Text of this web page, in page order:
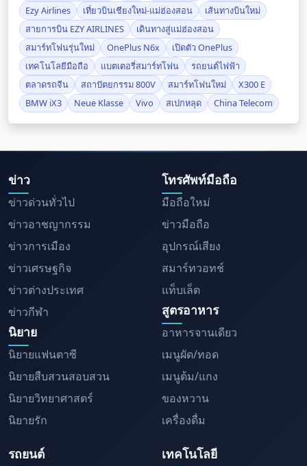
Ezy Airlines
เที่ยวบินเชียงใหม่-แม่ฮ่องสอน
เส้นทางบินใหม่
สายการบิน EZY AIRLINES
เดินทางสู่แม่ฮ่องสอน
สมาร์ทโฟนรุ่นใหม่
OnePlus N6x
เปิดตัว OnePlus
เทคโนโลยีมือถือ
แบตเตอรี่สมาร์ทโฟน
รถยนต์ไฟฟ้า
ตลาดรถจีน
สถาปัตยกรรม 800V สมาร์ทโฟนใหม่
X300 E
BMW iX3
Neue Klasse Vivo สเปกหลุด China Telecom
ข่าว
ข่าวด่วนทั่วไป
ข่าวอาชญากรรม
ข่าวการเมือง
ข่าวเศรษฐกิจ
ข่าวต่างประเทศ
ข่าวกีฬา
นิยาย
นิยายแฟนตาซี
นิยายสืบสวนสอบสวน
นิยายวิทยาศาสตร์
นิยายรัก
โทรศัพท์มือถือ
มือถือใหม่
ข่าวมือถือ
อุปกรณ์เสียง
สมาร์ทวอทช์
แท็บเล็ต
สูตรอาหาร
อาหารจานเดียว
เมนูผัด/ทอด
เมนูต้ม/แกง
ของหวาน
เครื่องดื่ม
รถยนต์ เทคโนโลยี